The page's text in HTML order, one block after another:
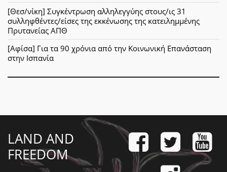
[Θεσ/νίκη] Συγκέντρωση αλληλεγγύης στους/ις 31
συλληφθέντες/είσες της εκκένωσης της κατειλημμένης
Πρυτανείας ΑΠΘ
[Αφίσα] Για τα 90 χρόνια από την Κοινωνική Επανάσταση
στην Ισπανία
LAND AND
FREEDOM